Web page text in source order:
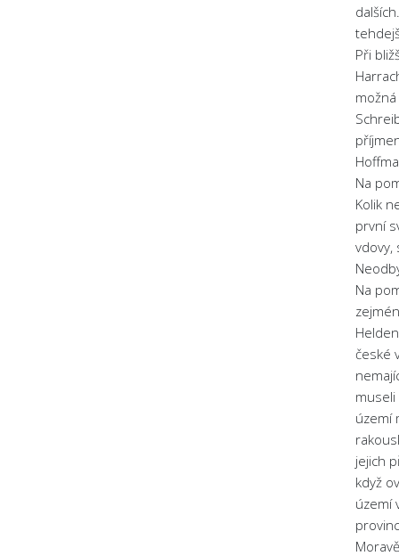
Při
Na
Kolik
první
vdovy,
Na
české
museli
území
jejich
když
území